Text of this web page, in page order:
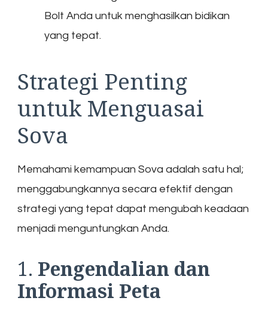
Bolt Anda untuk menghasilkan bidikan
yang tepat.
Strategi Penting
untuk Menguasai
Sova
Memahami kemampuan Sova adalah satu hal;
menggabungkannya secara efektif dengan
strategi yang tepat dapat mengubah keadaan
menjadi menguntungkan Anda.
1. Pengendalian dan
Informasi Peta